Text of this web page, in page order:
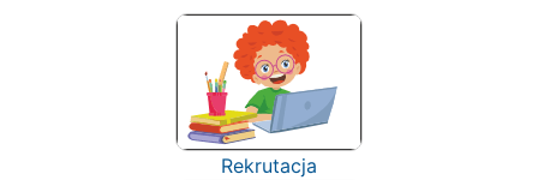
Rekrutacja